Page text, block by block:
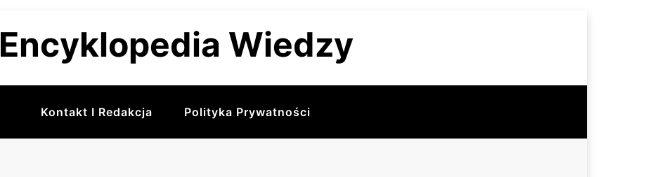
Encyklopedia Wiedzy
Kontakt I Redakcja Polityka Prywatności